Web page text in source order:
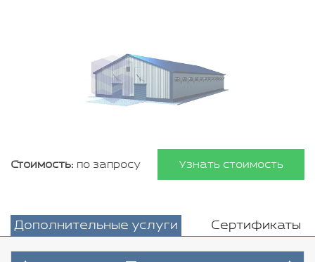
Стоимость: по запросу Узнать стоимость
Дополнительные услуги Сертификаты